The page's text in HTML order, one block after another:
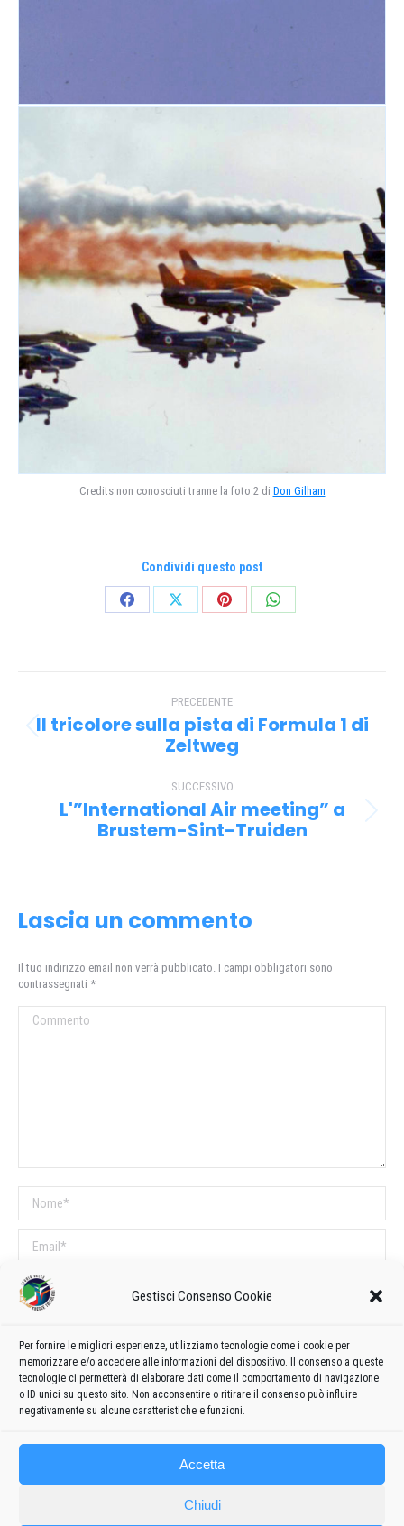
Gestisci Consenso Cookie
Per fornire le migliori esperienze, utilizziamo tecnologie come i cookie per
memorizzare e/o accedere alle informazioni del dispositivo. Il consenso a queste
tecnologie ci permetterà di elaborare dati come il comportamento di navigazione
o ID unici su questo sito. Non acconsentire o ritirare il consenso può influire
negativamente su alcune caratteristiche e funzioni.
Accetta
Chiudi
Credits non conosciuti tranne la foto 2 di Don Gilham
Condividi questo post
CondividiCondividiCondividiCondividi
tra PRECEDENTE
Post
precedente:
Il tricolore sulla pista di Formula 1 di
Zeltweg
SUCCESSIVO
Prossimo
post:
L'”International Air meeting” a
Brustem-Sint-Truiden
Lascia un commento
Il tuo indirizzo email non verrà pubblicato. I campi obbligatori sono
contrassegnati *
Commento
Nome *
Email *
Sito web
COMMENTI SUL POST
Questo sito utilizza Akismet per ridurre lo spam.Scopri come vengono
elaborati i dati derivati dai commenti.